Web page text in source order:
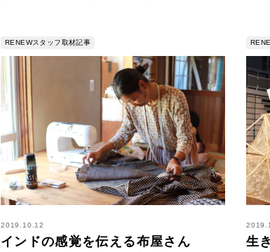
RENEWスタッフ取材記事
2019.10.12
インドの感覚を伝える布屋さん
生